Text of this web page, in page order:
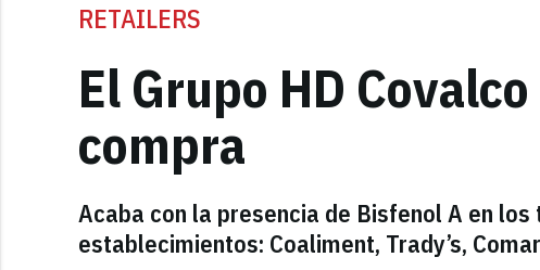
RETAILERS
El Grupo HD
compra
Acaba con la presencia de Bisfenol A en
establecimientos: Coaliment, Trady’s,